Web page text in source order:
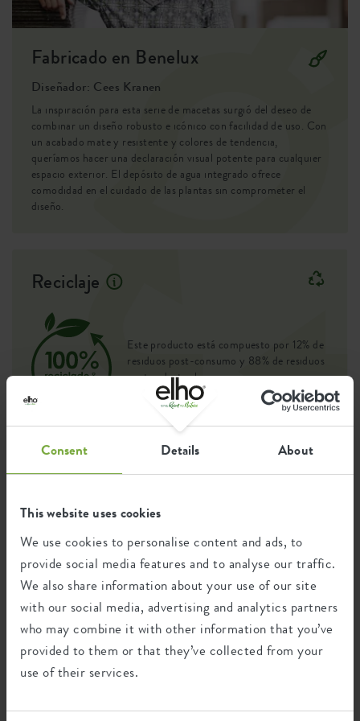
Consent Details About
This website uses cookies
We use cookies to personalise content and ads, to
provide social media features and to analyse our traffic.
We also share information about your use of our site
with our social media, advertising and analytics partners
who may combine it with other information that you’ve
provided to them or that they’ve collected from your
use of their services.
SKU
9202629070800
Fabricado en Benelux
Diseñador: Cees Kranen
La inspiración para esta serie de macetas surgió del deseo de
combinar un diseño robusto e icónico con facilidad de uso. Con
un acabado mate y resistente y colores de tendencia,
queríamos hacer una declaración visual potente para cualquier
espacio exterior. El depósito de agua integrado ofrece
comodidad en el cuidado de las plantas sin comprometer el
diseño.
Reciclaje
Este producto está compuesto por 12% de
residuos post-consumo y 88% de residuos
post-industriales.
Certificaciones Garantía
99
Protección UV
Resistente a las heladas
Huella ambiental